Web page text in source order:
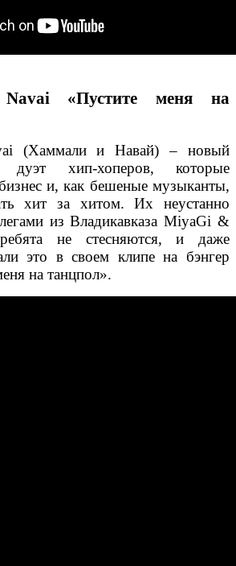
«Пустите меня на
(Хаммали и Навай) – новый
дуэт хип-хоперов, которые
и, как бешеные музыканты,
хит за хитом. Их неустанно
из Владикавказа MiyaGi &
не стесняются, и даже
это в своем клипе на бэнгер
на танцпол».